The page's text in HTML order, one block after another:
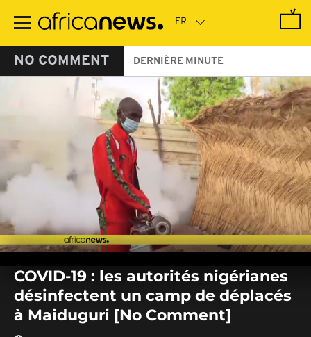
contenu
NO COMMENT DERNIÈRE MINUTE
seconds
seconds
COVID-19 : les autorités nigérianes
désinfectent un camp de déplacés
à Maiduguri [No Comment]